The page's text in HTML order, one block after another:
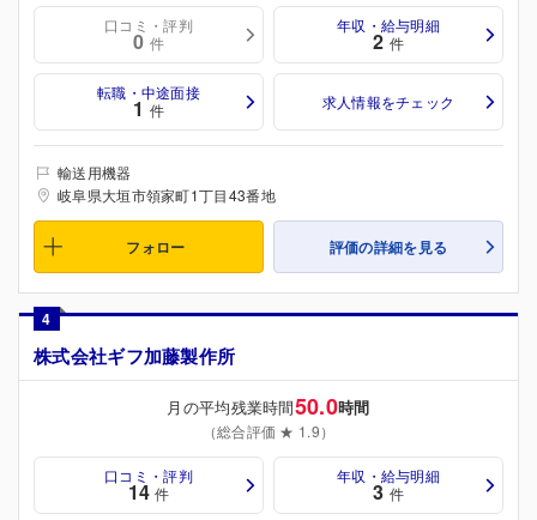
口コミ・評判
0 件
年収・給与明細
2 件
転職・中途面接
1 件 求人情報をチェック
輸送用機器
岐阜県大垣市領家町1丁目43番地
フォロー 評価の詳細を見る
4
株式会社ギフ加藤製作所
月の平均残業時間50.0時間
（総合評価 ★ 1.9）
口コミ・評判
14 件
年収・給与明細
3 件